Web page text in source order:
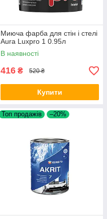
Миюча фарба для стін і стелі
Aura Luxpro 1 0.95л
В наявності
416 ₴ 520 ₴
Купити
Топ продажів –20%